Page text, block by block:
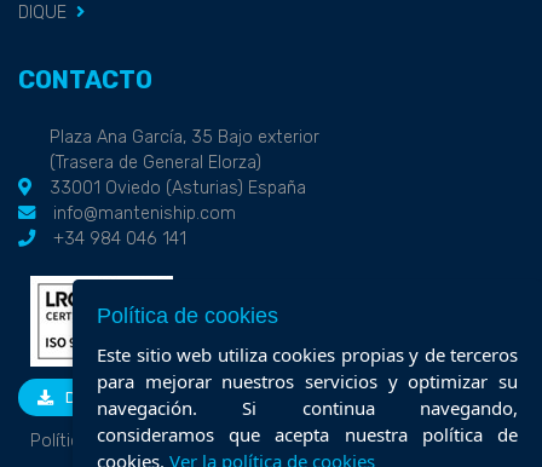
DIQUE
CONTACTO
Plaza Ana García, 35 Bajo exterior
(Trasera de General Elorza)
33001 Oviedo (Asturias) España
info@manteniship.com
+34 984 046 141
DESCARGAR
Política de calidad
Política de cookies
Este sitio web utiliza cookies propias y de terceros
para mejorar nuestros servicios y optimizar su
navegación. Si continua navegando,
consideramos que acepta nuestra política de
cookies. Ver la política de cookies